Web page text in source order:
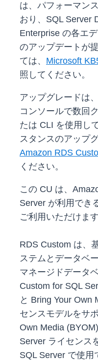
は、パフォーマン
おり、SQL Server
Enterprise の各エ
のアップデートが
ては、 Microsoft
照してください。
アップグレードは
コンソールで数回
たは CLI を使用し
スタンスのアップ
Amazon RDS
ください。
この CU は、
Server が利用でき
ご利用いただけます
RDS Custom は、
ステムとデータベ
マネージドデータ
Custom for SQL
と Bring Your Own
センスモデルをサ
Own Media
Server ライセンス
SQL Server で使